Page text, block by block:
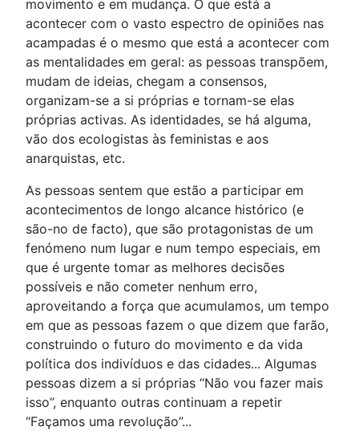
movimento e em mudança. O que está a
acontecer com o vasto espectro de opiniões nas
acampadas é o mesmo que está a acontecer com
as mentalidades em geral: as pessoas transpõem,
mudam de ideias, chegam a consensos,
organizam-se a si próprias e tornam-se elas
próprias activas. As identidades, se há alguma,
vão dos ecologistas às feministas e aos
anarquistas, etc.
As pessoas sentem que estão a participar em
acontecimentos de longo alcance histórico (e
são-no de facto), que são protagonistas de um
fenómeno num lugar e num tempo especiais, em
que é urgente tomar as melhores decisões
possíveis e não cometer nenhum erro,
aproveitando a força que acumulamos, um tempo
em que as pessoas fazem o que dizem que farão,
construindo o futuro do movimento e da vida
política dos indivíduos e das cidades... Algumas
pessoas dizem a si próprias “Não vou fazer mais
isso”, enquanto outras continuam a repetir
“Façamos uma revolução”...